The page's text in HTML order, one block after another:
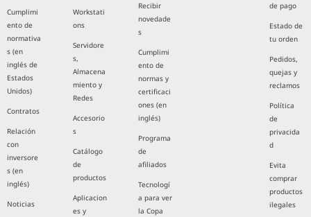
Cumplimi
ento de
normativa
s (en
inglés de
Estados
Unidos)
Contratos
Relación
con
inversore
s (en
inglés)
Noticias
Workstati
ons
Servidore
s,
Almacena
miento y
Redes
Accesorio
s
Catálogo
de
productos
Aplicacion
es y
Recibir
novedade
s
Cumplimi
ento de
normas y
certificaci
ones (en
inglés)
Programa
de
afiliados
Tecnologí
a para ver
la Copa
de pago
Estado de
tu orden
Pedidos,
quejas y
reclamos
Política
de
privacida
d
Evita
comprar
productos
ilegales